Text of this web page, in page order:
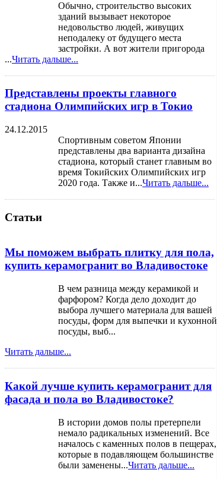
Обычно, строительство высоких
зданий вызывает некоторое
недовольство людей, живущих
неподалеку от будущего места
застройки. А вот жители пригорода
...Читать дальше...
Представлены проекты главного
стадиона Олимпийских игр в Токио
24.12.2015
Спортивным советом Японии
представлены два варианта дизайна
стадиона, который станет главным во
время Токийских Олимпийских игр
2020 года. Также и...Читать дальше...
Статьи
Мы поможем выбрать плитку для пола,
купить керамогранит во Владивостоке
В чем разница между керамикой и
фарфором? Когда дело доходит до
выбора лучшего материала для вашей
посуды, форм для выпечки и кухонной
посуды, выб...
Читать дальше...
Какой лучше купить керамогранит для
фасада и пола во Владивостоке?
В истории домов полы претерпели
немало радикальных изменений. Все
началось с каменных полов в пещерах,
которые в подавляющем большинстве
были заменены...Читать дальше...